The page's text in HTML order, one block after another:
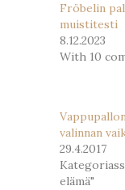
Fröbelin
muistitesti
8.12.2023
With 10
valinnan
29.4.2017
elämä"